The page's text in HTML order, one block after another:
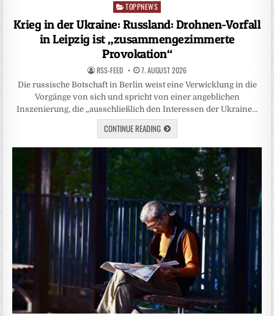
Posted
TOPPNEWS
Krieg in der Ukraine: Russland: Drohnen-Vorfall
in Leipzig ist „zusammengezimmerte
Provokation“
RSS-FEED 7. AUGUST 2026
Die russische Botschaft in Berlin weist eine Verwicklung in die
Vorgänge von sich und spricht von einer angeblichen
Inszenierung, die „ausschließlich den Interessen der Ukraine…
CONTINUE READING